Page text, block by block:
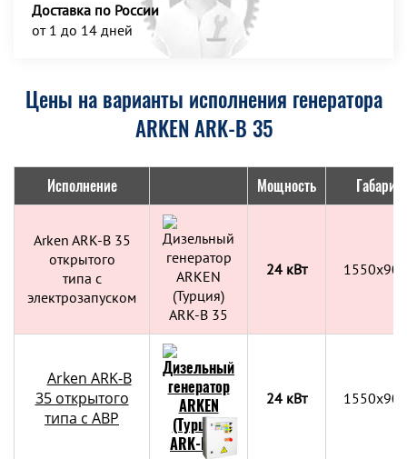
Доставка по России
от 1 до 14 дней
Цены на варианты исполнения генератора
ARKEN ARK-B 35
Исполнение Мощность
Arken ARK-B 35
открытого
типа с
электрозапуском
24 кВт
Arken ARK-B
35 открытого
типа с АВР
24 кВт